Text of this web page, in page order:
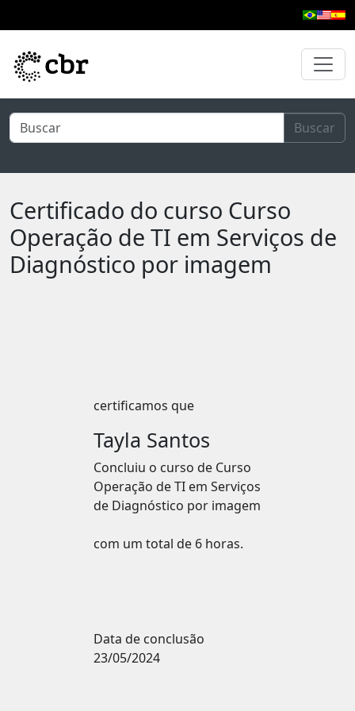
Buscar
Certificado do curso Curso
Operação de TI em Serviços de
Diagnóstico por imagem
certificamos que
Tayla Santos
Concluiu o curso de Curso
Operação de TI em Serviços
de Diagnóstico por imagem
com um total de 6 horas.
Data de conclusão
23/05/2024